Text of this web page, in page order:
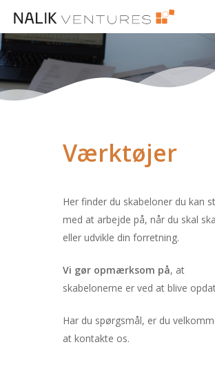
main
content
Værktøjer
Her finder du skabeloner du kan
med at arbejde på, når du skal
eller udvikle din forretning.
Vi gør opmærksom på, at
skabelonerne er ved at blive
Har du spørgsmål, er du
at kontakte os.